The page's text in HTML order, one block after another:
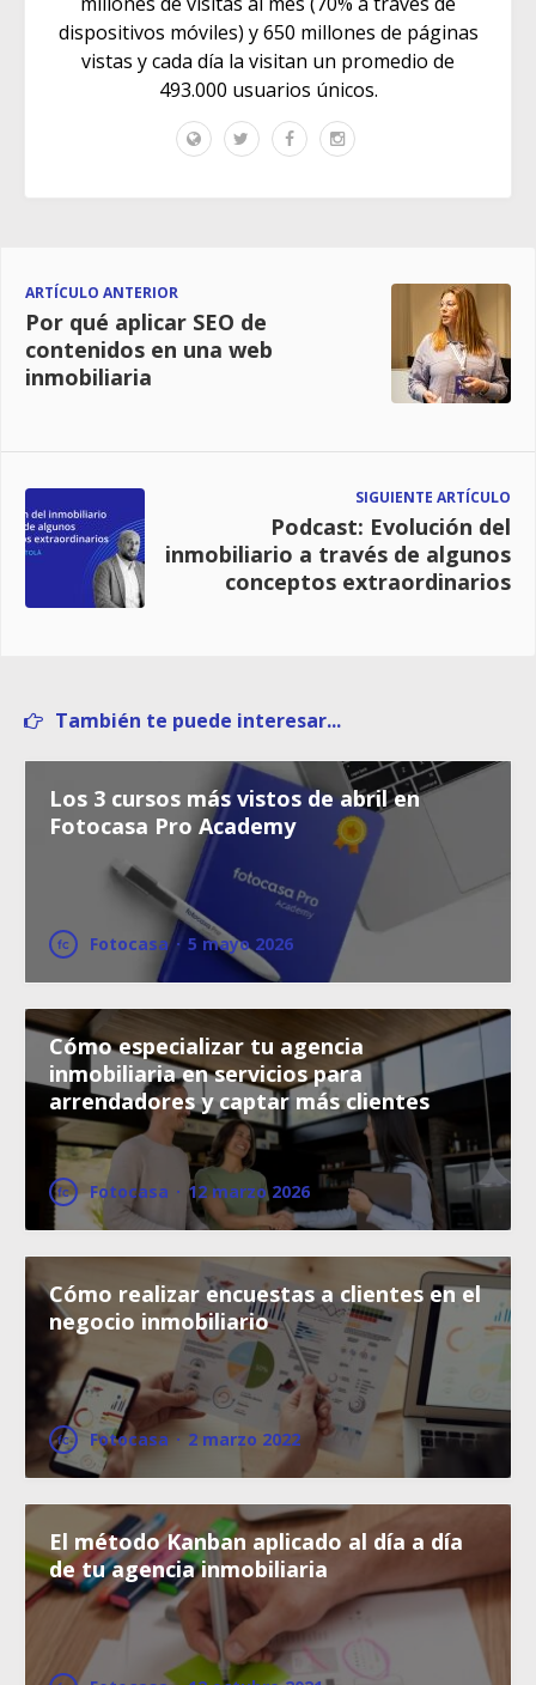
dispositivos móviles) y 650 millones de páginas
vistas y cada día la visitan un promedio de
493.000 usuarios únicos.
ARTÍCULO ANTERIOR
Por qué aplicar SEO de
contenidos en una web
inmobiliaria
SIGUIENTE ARTÍCULO
Podcast: Evolución del
inmobiliario a través de algunos
conceptos extraordinarios
También te puede interesar...
Los 3 cursos más vistos de abril en
Fotocasa Pro Academy
Fotocasa · 5 mayo 2026
Cómo especializar tu agencia
inmobiliaria en servicios para
arrendadores y captar más clientes
Fotocasa · 12 marzo 2026
Cómo realizar encuestas a clientes en el
negocio inmobiliario
Fotocasa · 2 marzo 2022
El método Kanban aplicado al día a día
de tu agencia inmobiliaria